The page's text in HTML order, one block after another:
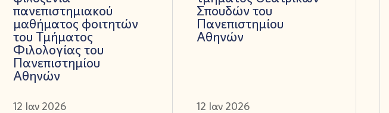
πανεπιστημιακού
μαθήματος φοιτητών
του Τμήματος
Φιλολογίας του
Πανεπιστημίου
Αθηνών
12 Ιαν 2026
Σπουδών του
Πανεπιστημίου
Αθηνών
12 Ιαν 2026